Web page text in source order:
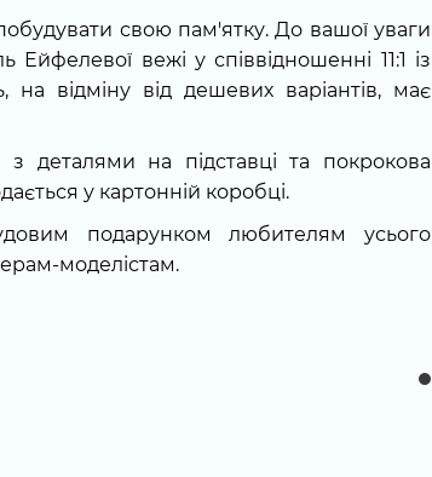
свою пам'ятку. До вашої уваги
вежі у співвідношенні 11:1 із
відміну від дешевих варіантів, має
деталями на підставці та покрокова
у картонній коробці.
подарунком любителям усього
моделістам.